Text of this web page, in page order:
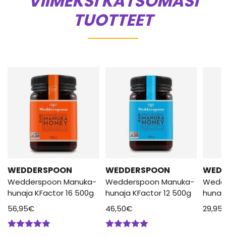
TUOTTEET
WEDDERSPOON
Wedderspoon Manuka-
hunaja KFactor 16 500g
56,95€
WEDDERSPOON
Wedderspoon Manuka-
hunaja KFactor 12 500g
46,50€
29,95